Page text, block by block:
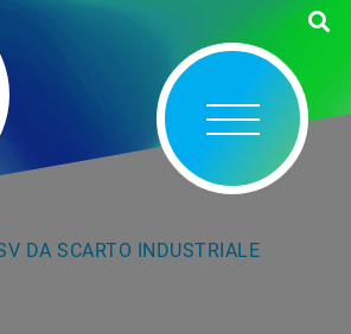
DA SCARTO INDUSTRIALE